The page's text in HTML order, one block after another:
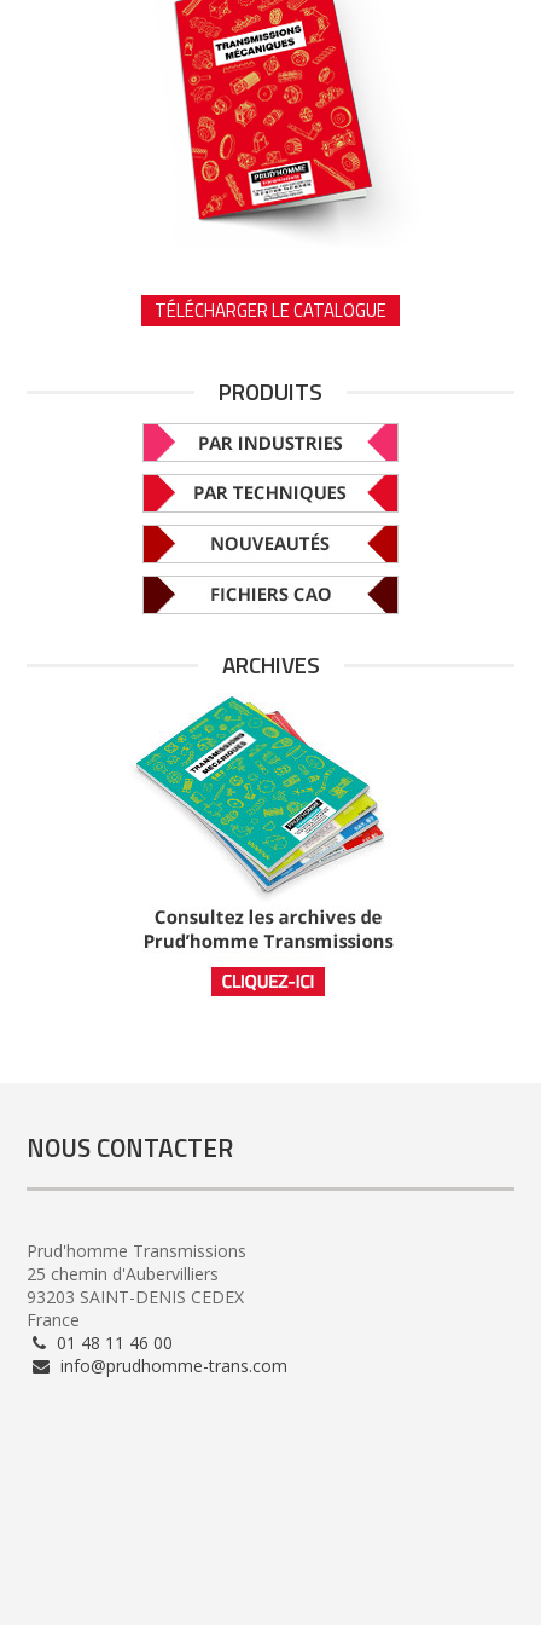
TÉLÉCHARGER LE CATALOGUE
PRODUITS
ARCHIVES
NOUS CONTACTER
Prud'homme Transmissions
25 chemin d'Aubervilliers
93203 SAINT-DENIS CEDEX
France
01 48 11 46 00
info@prudhomme-trans.com